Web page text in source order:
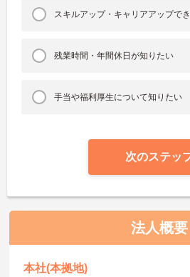
スキルアップ・キャリアアップで
残業時間・年間休日が知りたい
手当や福利厚生について知りたい
次のステッ
法人概要
本社(本拠地)